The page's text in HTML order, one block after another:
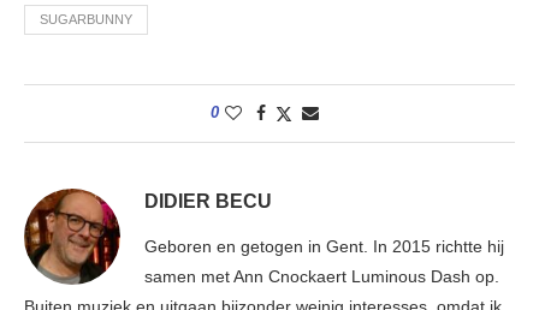
SUGARBUNNY
0
DIDIER BECU
Geboren en getogen in Gent. In 2015 richtte hij
samen met Ann Cnockaert Luminous Dash op.
Buiten muziek en uitgaan bijzonder weinig interesses, omdat ik